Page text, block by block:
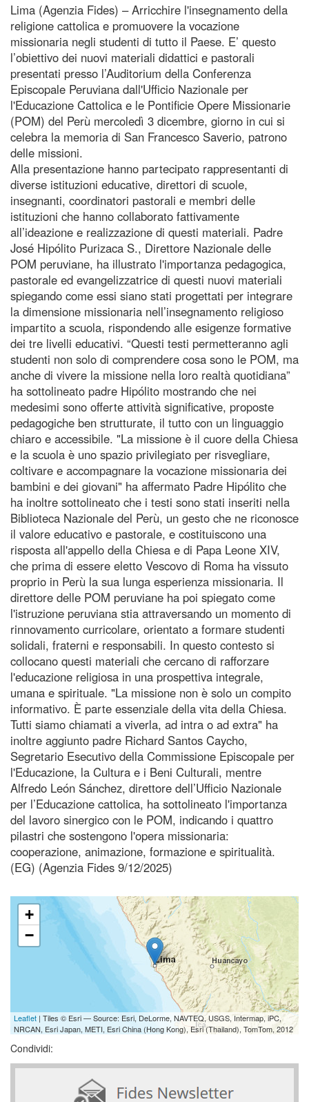
Lima (Agenzia Fides) – Arricchire l'insegnamento della
religione cattolica e promuovere la vocazione
missionaria negli studenti di tutto il Paese. E’ questo
l’obiettivo dei nuovi materiali didattici e pastorali
presentati presso l’Auditorium della Conferenza
Episcopale Peruviana dall'Ufficio Nazionale per
l'Educazione Cattolica e le Pontificie Opere Missionarie
(POM) del Perù mercoledì 3 dicembre, giorno in cui si
celebra la memoria di San Francesco Saverio, patrono
delle missioni.
Alla presentazione hanno partecipato rappresentanti di
diverse istituzioni educative, direttori di scuole,
insegnanti, coordinatori pastorali e membri delle
istituzioni che hanno collaborato fattivamente
all’ideazione e realizzazione di questi materiali. Padre
José Hipólito Purizaca S., Direttore Nazionale delle
POM peruviane, ha illustrato l'importanza pedagogica,
pastorale ed evangelizzatrice di questi nuovi materiali
spiegando come essi siano stati progettati per integrare
la dimensione missionaria nell’insegnamento religioso
impartito a scuola, rispondendo alle esigenze formative
dei tre livelli educativi. “Questi testi permetteranno agli
studenti non solo di comprendere cosa sono le POM, ma
anche di vivere la missione nella loro realtà quotidiana”
ha sottolineato padre Hipólito mostrando che nei
medesimi sono offerte attività significative, proposte
pedagogiche ben strutturate, il tutto con un linguaggio
chiaro e accessibile. "La missione è il cuore della Chiesa
e la scuola è uno spazio privilegiato per risvegliare,
coltivare e accompagnare la vocazione missionaria dei
bambini e dei giovani" ha affermato Padre Hipólito che
ha inoltre sottolineato che i testi sono stati inseriti nella
Biblioteca Nazionale del Perù, un gesto che ne riconosce
il valore educativo e pastorale, e costituiscono una
risposta all'appello della Chiesa e di Papa Leone XIV,
che prima di essere eletto Vescovo di Roma ha vissuto
proprio in Perù la sua lunga esperienza missionaria. Il
direttore delle POM peruviane ha poi spiegato come
l'istruzione peruviana stia attraversando un momento di
rinnovamento curricolare, orientato a formare studenti
solidali, fraterni e responsabili. In questo contesto si
collocano questi materiali che cercano di rafforzare
l'educazione religiosa in una prospettiva integrale,
umana e spirituale. "La missione non è solo un compito
informativo. È parte essenziale della vita della Chiesa.
Tutti siamo chiamati a viverla, ad intra o ad extra" ha
inoltre aggiunto padre Richard Santos Caycho,
Segretario Esecutivo della Commissione Episcopale per
l'Educazione, la Cultura e i Beni Culturali, mentre
Alfredo León Sánchez, direttore dell’Ufficio Nazionale
per l’Educazione cattolica, ha sottolineato l'importanza
del lavoro sinergico con le POM, indicando i quattro
pilastri che sostengono l'opera missionaria:
cooperazione, animazione, formazione e spiritualità.
(EG) (Agenzia Fides 9/12/2025)
+
−
Leaflet | Tiles © Esri — Source: Esri, DeLorme, NAVTEQ, USGS, Intermap, iPC,
NRCAN, Esri Japan, METI, Esri China (Hong Kong), Esri (Thailand), TomTom, 2012
Condividi: